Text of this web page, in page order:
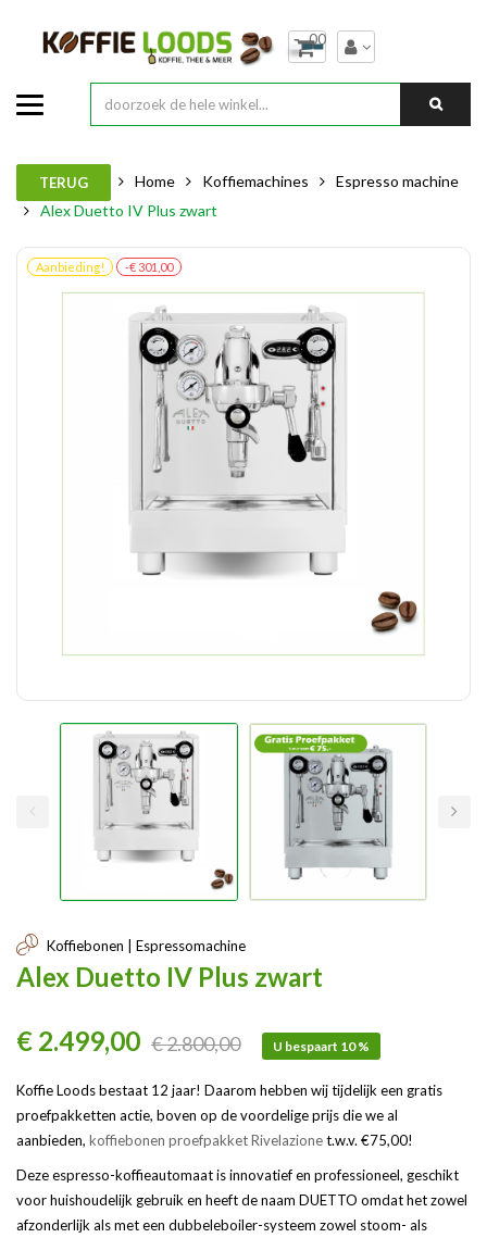
00
TERUG Home Koffiemachines
Espresso machine
Alex Duetto IV Plus zwart
Aanbieding! -€ 301,00
Koffiebonen | Espressomachine
Alex Duetto IV Plus zwart
€ 2.499,00 € 2.800,00 U bespaart 10 %
Koffie Loods bestaat 12 jaar! Daarom hebben wij tijdelijk een gratis
proefpakketten actie, boven op de voordelige prijs die we al
aanbieden, koffiebonen proefpakket Rivelazionet.w.v. €75,00!
Deze espresso-koffieautomaat is innovatief en professioneel, geschikt
voor huishoudelijk gebruik en heeft de naam DUETTO omdat het zowel
afzonderlijk als met een dubbeleboiler-systeem zowel stoom- als